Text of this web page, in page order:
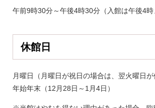
午前9時30分～午後4時30分 （入館は午後4時
休館日
月曜日（月曜日が祝日の場合は、翌火曜日が
年始年末（12月28日～1月4日）